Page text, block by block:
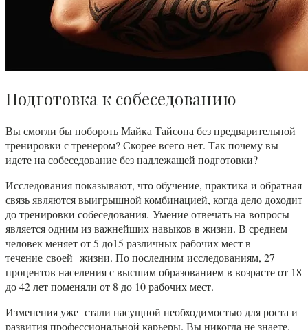
Подготовка к собеседованию
Вы смогли бы побороть Майка Тайсона без предварительной
тренировки с тренером? Скорее всего нет. Так почему вы
идете на собеседование без надлежащей подготовки?
Исследования показывают, что обучение, практика и обратная
связь являются выигрышной комбинацией, когда дело доходит
до тренировки собеседования. Умение отвечать на вопросы
является одним из важнейших навыков в жизни. В среднем
человек меняет от 5 до15 различных рабочих мест в
течение своей жизни. По последним исследованиям, 27
процентов населения с высшим образованием в возрасте от 18
до 42 лет поменяли от 8 до 10 рабочих мест.
Изменения уже стали насущной необходимостью для роста и
развития профессиональной карьеры. Вы никогда не знаете,